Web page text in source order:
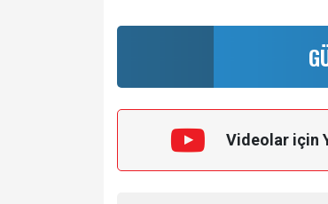
Videolar için